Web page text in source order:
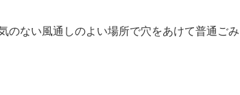
のない風通しのよい場所で穴をあけて普通ごみ